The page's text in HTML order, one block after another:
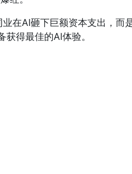
在AI砸下巨额资本支出，
得最佳的AI体验。